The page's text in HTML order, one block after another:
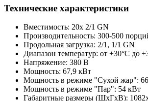
Технические характеристики
Вместимость: 20x 2/1 GN
Производительность: 300-500
Продольная загрузка: 2/1, 1/1 GN
Диапазон температур: от +30°C до
Напряжение: 380 В
Мощность: 67,9 кВт
Мощность в режиме "Сухой жар":
Мощность в режиме "Пар": 54 кВт
Габаритные размеры (ШхГхВ):